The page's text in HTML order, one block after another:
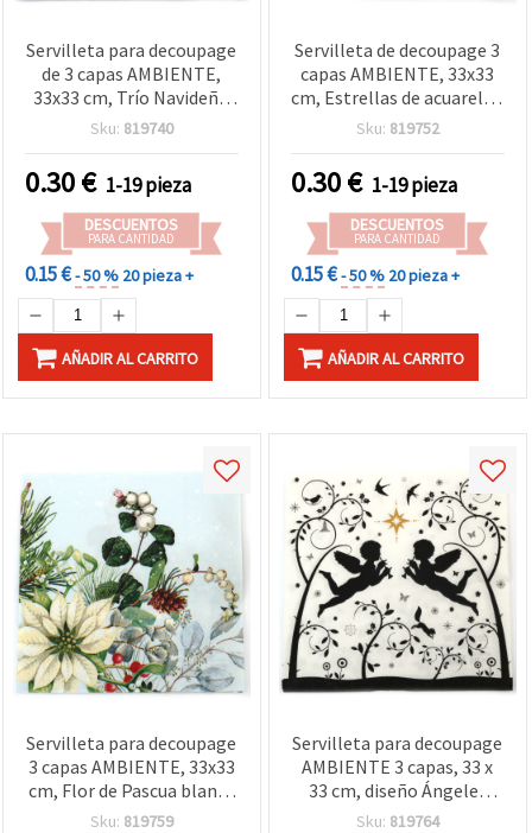
Servilleta para decoupage
de 3 capas AMBIENTE,
33x33 cm, Trío Navideño
Natural - 1 unidad
Sku: 819740
0.30€ 1-19 pieza
DESCUENTOS
PARA CANTIDAD
0.15 €- 50 % 20 pieza +
AÑADIR AL CARRITO
Servilleta de decoupage 3
capas AMBIENTE, 33x33
cm, Estrellas de acuarela -
1 unidad
Sku: 819752
0.30€ 1-19 pieza
DESCUENTOS
PARA CANTIDAD
0.15 €- 50 % 20 pieza +
AÑADIR AL CARRITO
Servilleta para decoupage
3 capas AMBIENTE, 33x33
cm, Flor de Pascua blanca
- 1 unidad
Sku: 819759
Servilleta para decoupage
AMBIENTE 3 capas, 33 x
33 cm, diseño Ángeles
voladores - 1 unidad
Sku: 819764